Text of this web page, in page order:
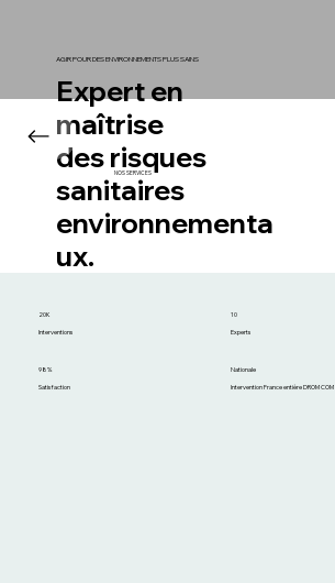
AGIR POUR DES ENVIRONNEMENTS PLUS SAINS
Expert en
maîtrise
des risques
sanitaires
environnementa
ux.
NOS SERVICES
20K
Interventions
10
Experts
98%
Satisfaction
Nationale
Intervention France entière DROM COM